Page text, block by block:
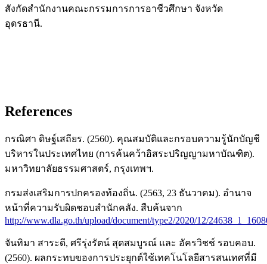
สังกัดสำนักงานคณะกรรมการการอาชีวศึกษา จังหวัด
อุดรธานี.
References
กรณิศา ดิษฐ์เสถียร. (2560). คุณสมบัติและกรอบความรู้นักบัญชี
บริหารในประเทศไทย (การค้นคว้าอิสระปริญญามหาบัณฑิต).
มหาวิทยาลัยธรรมศาสตร์, กรุงเทพฯ.
กรมส่งเสริมการปกครองท้องถิ่น. (2563, 23 ธันวาคม). อำนาจ
หน้าที่ความรับผิดชอบสำนักคลัง. สืบค้นจาก
http://www.dla.go.th/upload/document/type2/2020/12/
จันทิมา สาระดี, ศรีรุ่งรัตน์ สุดสมบูรณ์ และ อัครวิชช์ รอบคอบ.
(2560). ผลกระทบของการประยุกต์ใช้เทคโนโลยีสารสนเทศที่มี